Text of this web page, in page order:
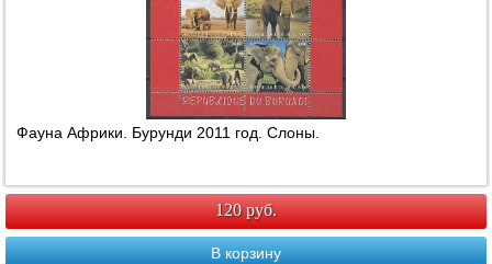
Фауна Африки. Бурунди 2011 год. Слоны.
120 руб.
В корзину